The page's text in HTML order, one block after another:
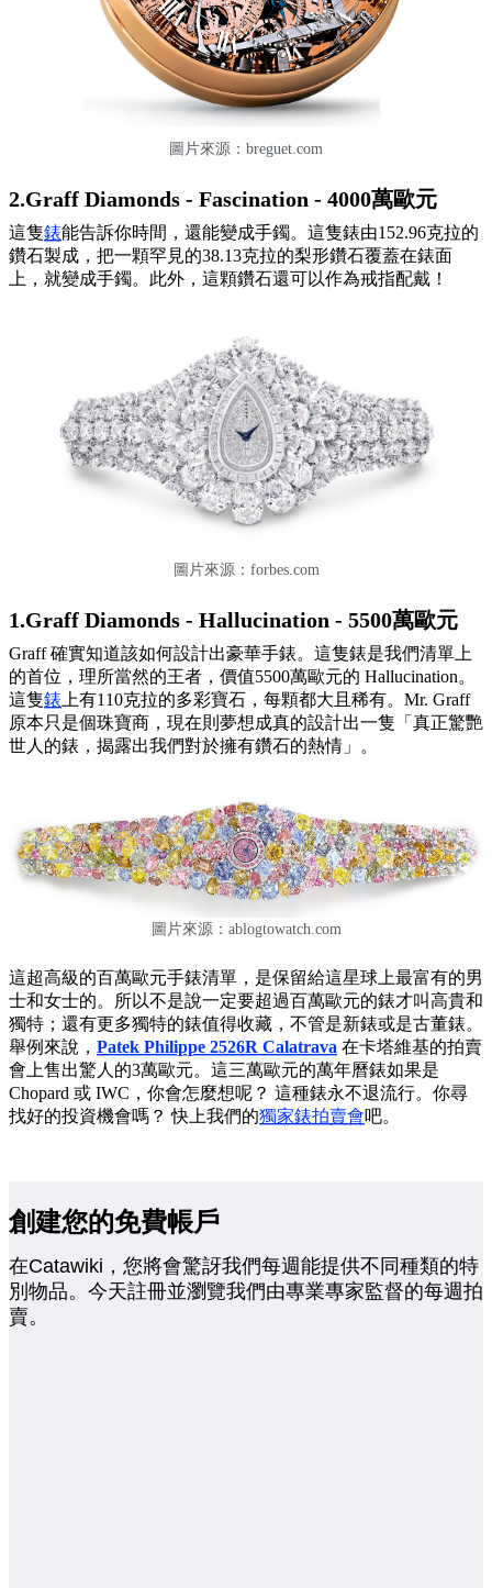
圖片來源： breguet.com
2.Graff Diamonds - Fascination - 4000萬歐元
這隻錶能告訴你時間，還能變成手鐲。這隻錶由152.96克拉的
鑽石製成，把一顆罕見的38.13克拉的梨形鑽石覆蓋在錶面
上，就變成手鐲。此外，這顆鑽石還可以作為戒指配戴！
圖片來源：forbes.com
1.Graff Diamonds - Hallucination - 5500萬歐元
Graff 確實知道該如何設計出豪華手錶。這隻錶是我們清單上
的首位，理所當然的王者，價值5500萬歐元的 Hallucination。
這隻錶 上有110克拉的多彩寶石，每顆都大且稀有。Mr. Graff
原本只是個珠寶商，現在則夢想成真的設計出一隻「真正驚艷
世人的錶，揭露出我們對於擁有鑽石的熱情」。
圖片來源： ablogtowatch.com
這超高級的百萬歐元手錶清單，是保留給這星球上最富有的男
士和女士的。所以不是說一定要超過百萬歐元的錶才叫高貴和
獨特；還有更多獨特的錶值得收藏，不管是新錶或是古董錶。
舉例來說， Patek Philippe 2526R Calatrava 在卡塔維基的拍賣
會上售出驚人的3萬歐元。這三萬歐元的萬年曆錶如果是
Chopard 或 IWC，你會怎麼想呢？ 這種錶永不退流行。你尋
找好的投資機會嗎？ 快上我們的獨家錶拍賣會吧。
創建您的免費帳戶
在Catawiki，您將會驚訝我們每週能提供不同種類的特
別物品。今天註冊並瀏覽我們由專業專家監督的每週拍
賣。